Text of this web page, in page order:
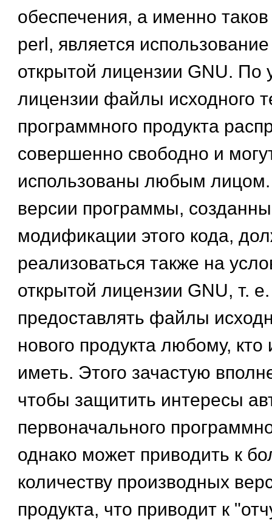
обеспечения, а именно
perl, является
открытой лицензии GNU. По
лицензии файлы исходного
программного продукта
совершенно свободно и
использованы любым
версии программы,
модификации этого кода,
реализоваться также на
открытой лицензии GNU, т.
предоставлять файлы
нового продукта любому, кто
иметь. Этого зачастую
чтобы защитить интересы
первоначального
однако может приводить к
количеству производных
продукта, что приводит к